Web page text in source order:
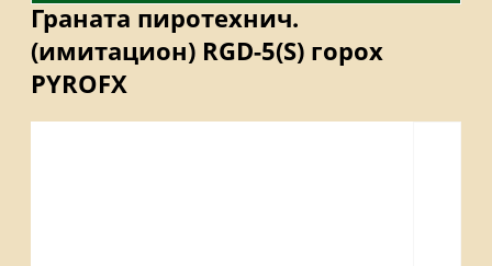
Граната пиротехнич.
(имитацион) RGD-5(S) горох
PYROFX
Описание Отзывы Наличие на складах